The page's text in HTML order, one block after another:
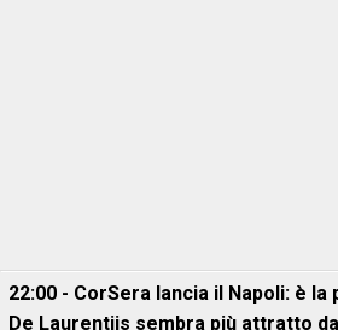
22:00 - CorSera lancia il Napoli: è
De Laurentiis sembra più attratto